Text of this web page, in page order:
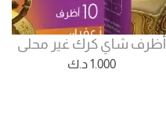
أظرف شاي كرك غير محلى
1.000د.ك